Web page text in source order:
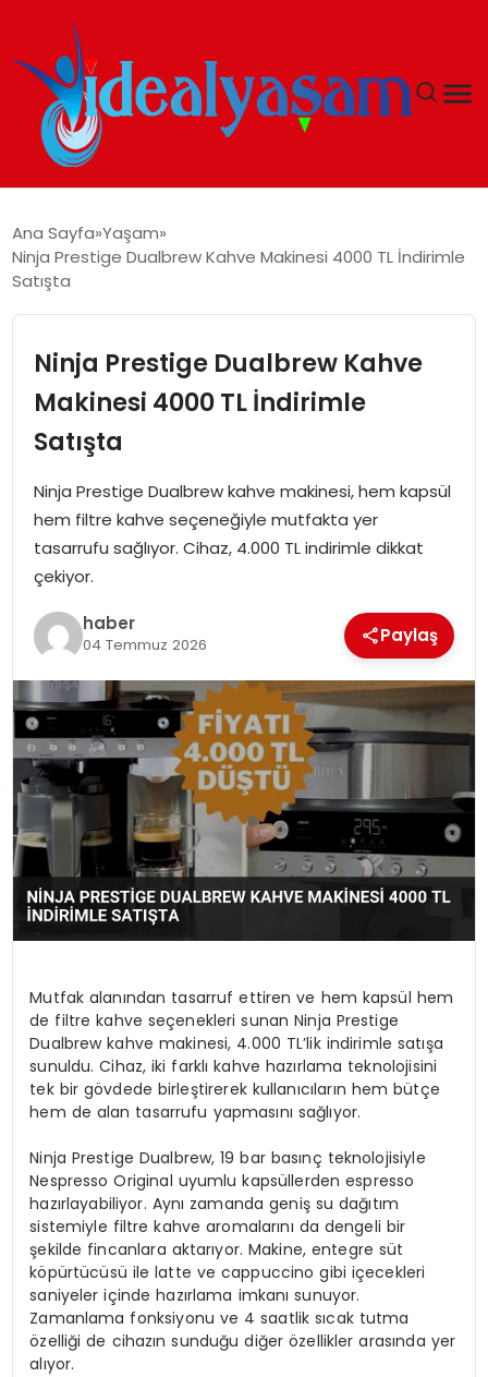
GÜNDEM
İDEAL YAŞAM
İDEAL SPOR
YAŞAM
MAGAZIN
SAĞLIK
Ana Sayfa Yaşam
Ninja Prestige Dualbrew Kahve Makinesi 4000 TL İndirimle
Satışta
Ninja Prestige Dualbrew Kahve
Makinesi 4000 TL İndirimle
Satışta
Ninja Prestige Dualbrew kahve makinesi, hem kapsül
hem filtre kahve seçeneğiyle mutfakta yer
tasarrufu sağlıyor. Cihaz, 4.000 TL indirimle dikkat
çekiyor.
haber
04 Temmuz 2026 Paylaş
Mutfak alanından tasarruf ettiren ve hem kapsül hem
de filtre kahve seçenekleri sunan Ninja Prestige
Dualbrew kahve makinesi, 4.000 TL’lik indirimle satışa
sunuldu. Cihaz, iki farklı kahve hazırlama teknolojisini
tek bir gövdede birleştirerek kullanıcıların hem bütçe
hem de alan tasarrufu yapmasını sağlıyor.
Ninja Prestige Dualbrew, 19 bar basınç teknolojisiyle
Nespresso Original uyumlu kapsüllerden espresso
hazırlayabiliyor. Aynı zamanda geniş su dağıtım
sistemiyle filtre kahve aromalarını da dengeli bir
şekilde fincanlara aktarıyor. Makine, entegre süt
köpürtücüsü ile latte ve cappuccino gibi içecekleri
saniyeler içinde hazırlama imkanı sunuyor.
Zamanlama fonksiyonu ve 4 saatlik sıcak tutma
özelliği de cihazın sunduğu diğer özellikler arasında yer
alıyor.